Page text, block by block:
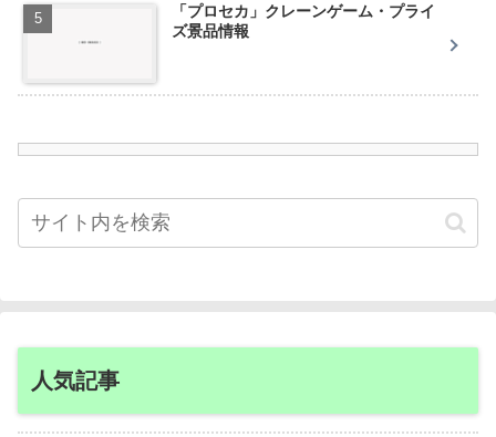
「プロセカ」クレーンゲーム・プライ
ズ景品情報
人気記事